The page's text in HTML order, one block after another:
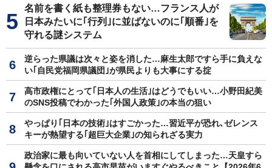
名前を書く紙も整理券もない…フランス人が
日本みたいに｢行列｣に並ばないのに｢順番｣を
守れる謎システム
逆らった県議は次々と姿を消した…麻生太郎ですら手に負えな
い｢自民党福岡県議団｣が県民よりも大事にする掟
高市政権にとって｢日本人の生活｣はどうでもいい…小野田紀美
のSNS投稿でわかった｢外国人政策｣の本当の狙い
やっぱり｢日本の技術｣はすごかった…習近平が恐れ､ゼレンス
キーが熱望する｢超巨大企業｣の知られざる実力
政治家に最も向いていない人を首相にしてしまった…天皇すら